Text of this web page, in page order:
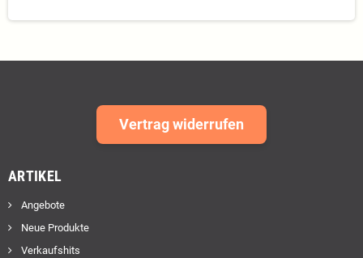
Vertrag widerrufen
ARTIKEL
Angebote
Neue Produkte
Verkaufshits